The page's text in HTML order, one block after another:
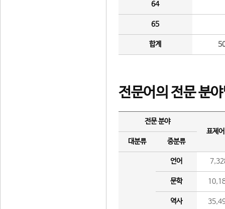
64
65
합계
전문어의 전문 분
전문 분야
표제
대분류
중분류
언어
문학
역사